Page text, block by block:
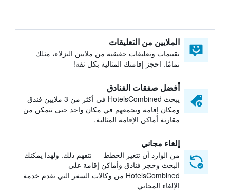
الملايين من التعليقات
تقييمات وتعليقات حقيقية من ملايين النزلاء، مثلك
تمامًا. احجز إقامتك المثالية بكل ثقة!
أفضل صفقات الفنادق
يبحث HotelsCombined في أكثر من 3 ملايين فندق
ومكان إقامة ويجمعهم في مكان واحد حتى تتمكن من
مقارنة أماكن الإقامة المثالية.
إلغاء مجاني
من الوارد أن تتغير الخطط — نتفهم ذلك. ولهذا يمكنك
البحث وحجز فنادق وأماكن إقامة على
HotelsCombined من وكالات السفر التي تقدم خدمة
الإلغاء المجاني